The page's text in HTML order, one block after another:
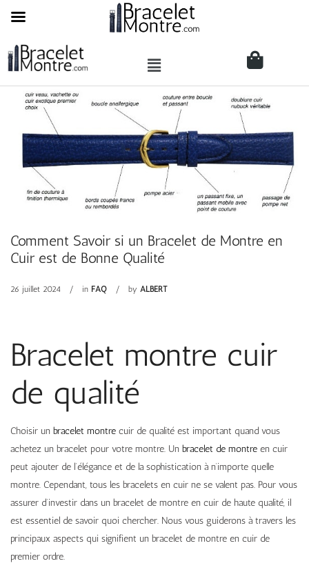
in FAQ
26 juillet 2024 by ALBERT
Comment Savoir si un Bracelet de Montre en
Cuir est de Bonne Qualité
Bracelet montre cuir
de qualité
Choisir un bracelet montre cuir de qualité est important quand vous
achetez un bracelet pour votre montre. Un bracelet de montre en cuir
peut ajouter de l’élégance et de la sophistication à n’importe quelle
montre. Cependant, tous les bracelets en cuir ne se valent pas. Pour vous
assurer d’investir dans un bracelet de montre en cuir de haute qualité, il
est essentiel de savoir quoi chercher. Nous vous guiderons à travers les
principaux aspects qui signifient un bracelet de montre en cuir de
premier ordre.